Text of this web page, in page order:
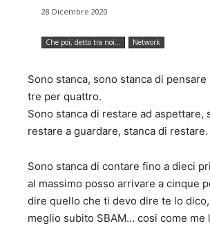
28 Dicembre 2020
Che poi, detto tra noi... Network
Sono stanca, sono stanca di
tre per quattro.
Sono stanca di restare ad aspettare,
restare a guardare, stanca di restare.
Sono stanca di contare fino a dieci
al massimo posso arrivare a cinque
dire quello che ti devo dire te lo
meglio subito SBAM… cosi come me